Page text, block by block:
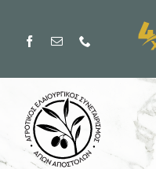
περιεχόμενο